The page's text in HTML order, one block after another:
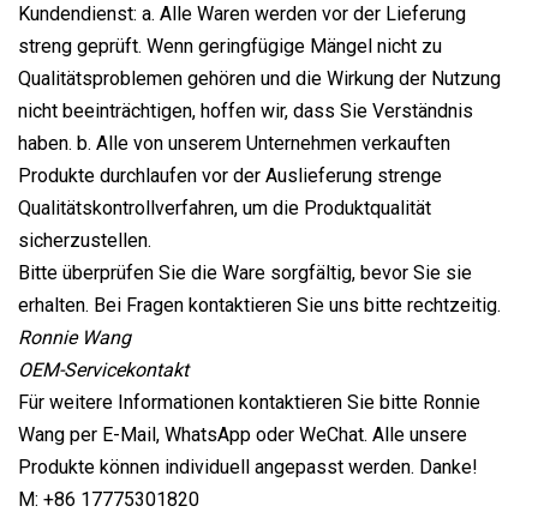
Kundendienst: a. Alle Waren werden vor der Lieferung
streng geprüft. Wenn geringfügige Mängel nicht zu
Qualitätsproblemen gehören und die Wirkung der Nutzung
nicht beeinträchtigen, hoffen wir, dass Sie Verständnis
haben. b. Alle von unserem Unternehmen verkauften
Produkte durchlaufen vor der Auslieferung strenge
Qualitätskontrollverfahren, um die Produktqualität
sicherzustellen.
Bitte überprüfen Sie die Ware sorgfältig, bevor Sie sie
erhalten. Bei Fragen kontaktieren Sie uns bitte rechtzeitig.
Ronnie Wang
OEM-Servicekontakt
Für weitere Informationen kontaktieren Sie bitte Ronnie
Wang per E-Mail, WhatsApp oder WeChat. Alle unsere
Produkte können individuell angepasst werden. Danke!
M: +86 17775301820